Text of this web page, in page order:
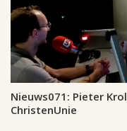
Nieuws071: Pieter
ChristenUnie